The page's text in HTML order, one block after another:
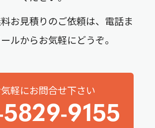
お見積りのご依頼は、電話ま
ルからお気軽にどうぞ。
軽にお問合せ下さい
9155